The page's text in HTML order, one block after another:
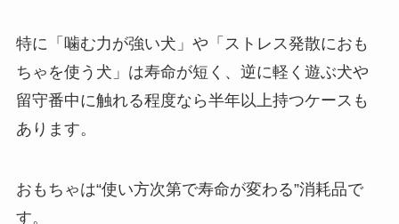
特に「噛む力が強い犬」や「ストレス発散におも
ちゃを使う犬」は寿命が短く、逆に軽く遊ぶ犬や
留守番中に触れる程度なら半年以上持つケースも
あります。
おもちゃは“使い方次第で寿命が変わる”消耗品で
す。